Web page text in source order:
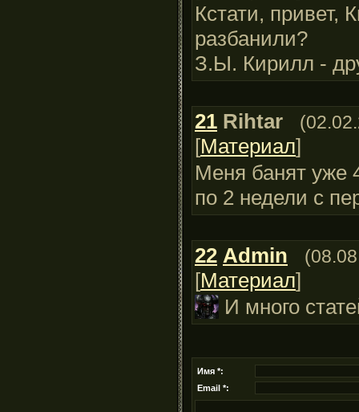
Кстати, привет,
разбанили?
З.Ы. Кирилл -
21 Rihtar
[Материал]
Меня банят уже
по 2 недели с
22 Admin
[Материал]
И много
Имя *:
Email *: